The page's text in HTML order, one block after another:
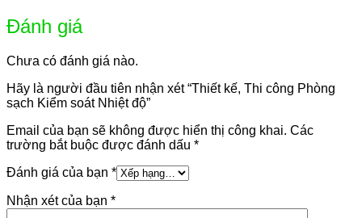
Đánh giá
Chưa có đánh giá nào.
Hãy là người đầu tiên nhận xét “Thiết kế, Thi công Phòng
sạch Kiểm soát Nhiệt độ”
Email của bạn sẽ không được hiển thị công khai. Các
trường bắt buộc được đánh dấu *
Đánh giá của bạn *
Nhận xét của bạn *